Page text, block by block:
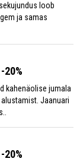
loob
ja samas
20%
kahenäolise jumala
Jaanuari
20%